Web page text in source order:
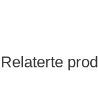
Relaterte